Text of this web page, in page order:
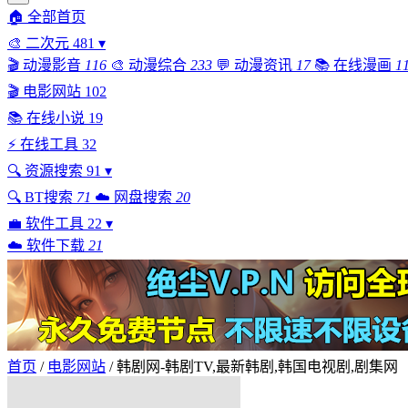
🏠 全部首页
🎨 二次元 481 ▾
🎬 动漫影音 116 🎨 动漫综合 233 💬 动漫资讯 17 📚 在线漫画
🎬 电影网站 102
📚 在线小说 19
⚡ 在线工具 32
🔍 资源搜索 91 ▾
🔍 BT搜索 71 ☁️ 网盘搜索 20
💼 软件工具 22 ▾
☁️ 软件下载 21
首页 / 电影网站 / 韩剧网-韩剧TV,最新韩剧,韩国电视剧,剧集网